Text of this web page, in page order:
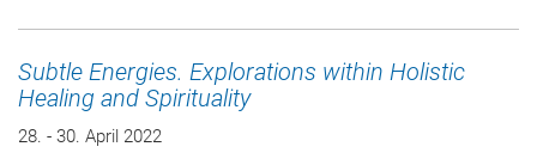
Subtle Energies. Explorations within Holistic
Healing and Spirituality
28. - 30. April 2022